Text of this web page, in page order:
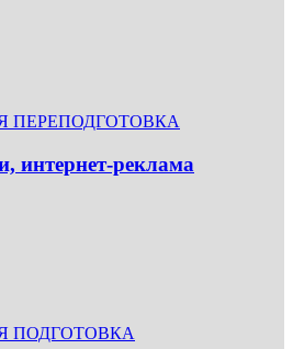
ПЕРЕПОДГОТОВКА
интернет-реклама
ПОДГОТОВКА